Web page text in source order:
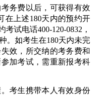
务费以后，可获得有效
在上述180天内的预约开
试电话400-120-0832，
。如考生在180天内未完
效，所交纳的考务费和
加考试，需重新报考科
考生携带本人有效身份